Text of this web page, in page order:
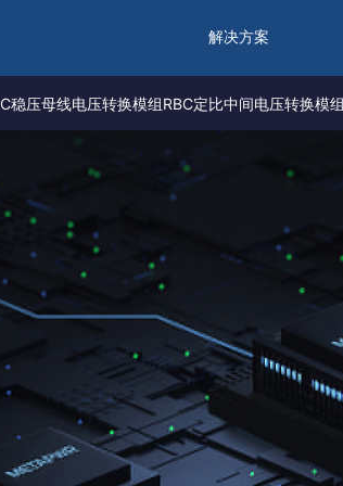
解决方案
稳压母线电压转换模组RBC定比中间电压转换模